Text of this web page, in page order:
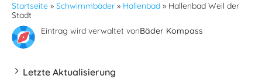
Startseite » Schwimmbäder » Hallenbad » Hallenbad Weil der
Stadt
Eintrag wird verwaltet vonBäder Kompass
Letzte Aktualisierung